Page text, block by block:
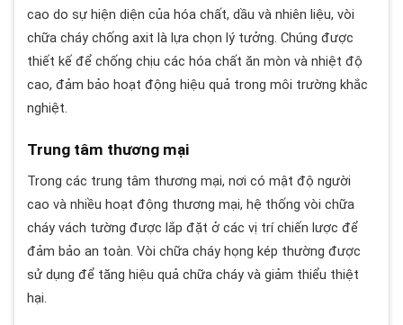
cao do sự hiện diện của hóa chất, dầu và nhiên liệu, vòi
chữa cháy chống axit là lựa chọn lý tưởng. Chúng được
thiết kế để chống chịu các hóa chất ăn mòn và nhiệt độ
cao, đảm bảo hoạt động hiệu quả trong môi trường khắc
nghiệt.
Trung tâm thương mại
Trong các trung tâm thương mại, nơi có mật độ người
cao và nhiều hoạt động thương mại, hệ thống vòi chữa
cháy vách tường được lắp đặt ở các vị trí chiến lược để
đảm bảo an toàn. Vòi chữa cháy họng kép thường được
sử dụng để tăng hiệu quả chữa cháy và giảm thiểu thiệt
hại.